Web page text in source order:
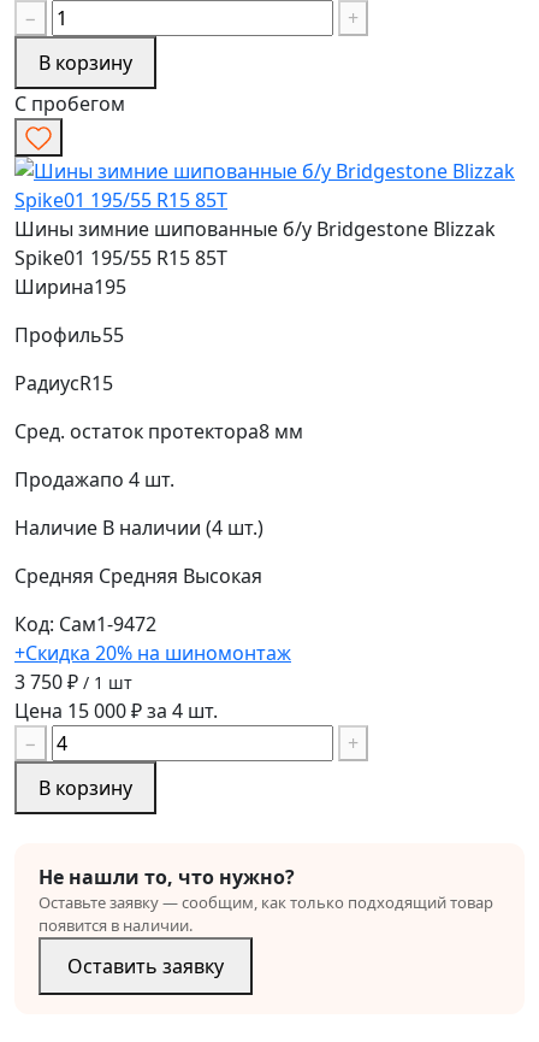
−
+
В корзину
С пробегом
Шины зимние шипованные б/у Bridgestone Blizzak
Spike01 195/55 R15 85T
Ширина195
Профиль55
РадиусR15
Сред. остаток протектора8 мм
Продажапо 4 шт.
Наличие В наличии (4 шт.)
Средняя Средняя Высокая
Код: Сам1-9472
+Скидка 20% на шиномонтаж
3 750 ₽ / 1 шт
Цена 15 000 ₽ за 4 шт.
−
+
В корзину
Не нашли то, что нужно?
Оставьте заявку — сообщим, как только подходящий товар
появится в наличии.
Оставить заявку